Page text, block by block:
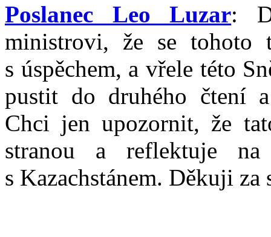
Poslanec Leo Luzar:
ministrovi, že se tohoto
s úspěchem, a vřele této
pustit do druhého čtení
Chci jen upozornit, že
stranou a reflektuje na
s Kazachstánem. Děkuji za